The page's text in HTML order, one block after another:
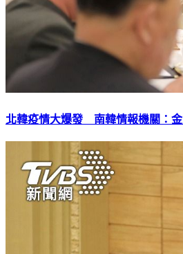
北韓疫情大爆發 南韓情報機關：